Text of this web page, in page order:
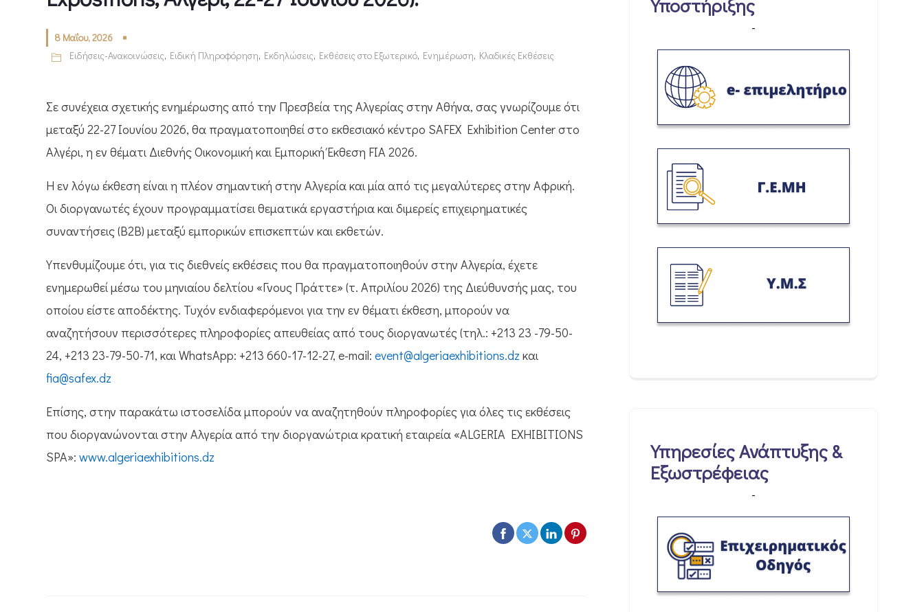
8 Μαΐου, 2026
Ειδήσεις-Ανακοινώσεις, Ειδική Πληροφόρηση, Εκδηλώσεις, Εκθέσεις στο Εξωτερικό, Ενημέρωση, Κλαδικές Εκθέσεις
Σε συνέχεια σχετικής ενημέρωσης από την Πρεσβεία της Αλγερίας στην Αθήνα, σας γνωρίζουμε ότι
μεταξύ 22-27 Ιουνίου 2026, θα πραγματοποιηθεί στο εκθεσιακό κέντρο SAFEX Exhibition Center στο
Αλγέρι, η εν θέματι Διεθνής Οικονομική και Εμπορική Έκθεση FIA 2026.
Η εν λόγω έκθεση είναι η πλέον σημαντική στην Αλγερία και μία από τις μεγαλύτερες στην Αφρική.
Οι διοργανωτές έχουν προγραμματίσει θεματικά εργαστήρια και διμερείς επιχειρηματικές
συναντήσεις (Β2Β) μεταξύ εμπορικών επισκεπτών και εκθετών.
Υπενθυμίζουμε ότι, για τις διεθνείς εκθέσεις που θα πραγματοποιηθούν στην Αλγερία, έχετε
ενημερωθεί μέσω του μηνιαίου δελτίου «Γνους Πράττε» (τ. Απριλίου 2026) της Διεύθυνσής μας, του
οποίου είστε αποδέκτης. Τυχόν ενδιαφερόμενοι για την εν θέματι έκθεση, μπορούν να
αναζητήσουν περισσότερες πληροφορίες απευθείας από τους διοργανωτές (τηλ.: +213 23 -79-50-
24, +213 23-79-50-71, και WhatsApp: +213 660-17-12-27, e-mail: event@algeriaexhibitions.dz και
fia@safex.dz
Επίσης, στην παρακάτω ιστοσελίδα μπορούν να αναζητηθούν πληροφορίες για όλες τις εκθέσεις
που διοργανώνονται στην Αλγερία από την διοργανώτρια κρατική εταιρεία «ALGERIA EXHIBITIONS
SPA»: www.algeriaexhibitions.dz
Υποστήριξης
-
Υπηρεσίες Ανάπτυξης &
Εξωστρέφειας
-